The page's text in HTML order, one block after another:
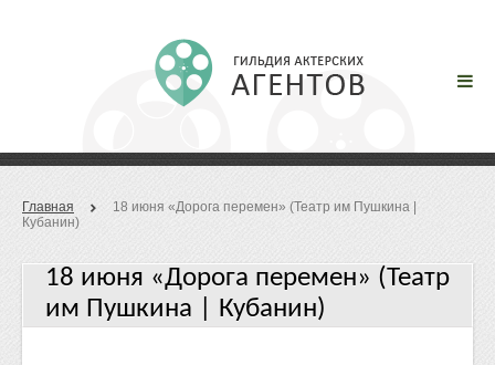
Главная
18 июня «Дорога перемен» (Театр им Пушкина |
Кубанин)
18 июня «Дорога перемен» (Театр
им Пушкина | Кубанин)